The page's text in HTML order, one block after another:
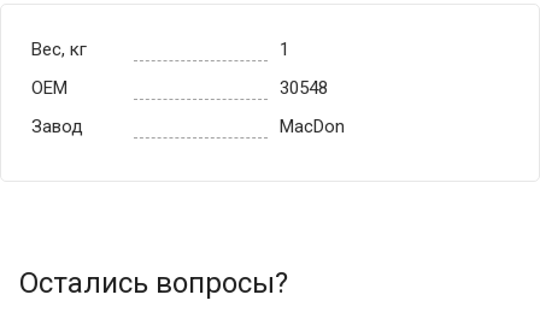
Вес, кг
1
OEM
30548
Завод
MacDon
Остались вопросы?